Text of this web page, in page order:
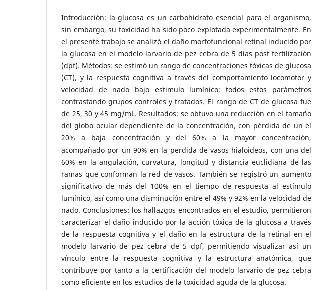
Introducción: la glucosa es un carbohidrato esencial para el organismo,
sin embargo, su toxicidad ha sido poco explotada experimentalmente. En
el presente trabajo se analizó el daño morfofuncional retinal inducido por
la glucosa en el modelo larvario de pez cebra de 5 días post fertilización
(dpf). Métodos: se estimó un rango de concentraciones tóxicas de glucosa
(CT), y la respuesta cognitiva a través del comportamiento locomotor y
velocidad de nado bajo estimulo lumínico; todos estos parámetros
contrastando grupos controles y tratados. El rango de CT de glucosa fue
de 25, 30 y 45 mg/mL. Resultados: se obtuvo una reducción en el tamaño
del globo ocular dependiente de la concentración, con pérdida de un el
20% a baja concentración y del 60% a la mayor concentración,
acompañado por un 90% en la perdida de vasos hialoideos, con una del
60% en la angulación, curvatura, longitud y distancia euclidiana de las
ramas que conforman la red de vasos. También se registró un aumento
significativo de más del 100% en el tiempo de respuesta al estímulo
lumínico, así como una disminución entre el 49% y 92% en la velocidad de
nado. Conclusiones: los hallazgos encontrados en el estudio, permitieron
caracterizar el daño inducido por la acción tóxica de la glucosa a través
de la respuesta cognitiva y el daño en la estructura de la retinal en el
modelo larvario de pez cebra de 5 dpf, permitiendo visualizar así un
vínculo entre la respuesta cognitiva y la estructura anatómica, que
contribuye por tanto a la certificación del modelo larvario de pez cebra
como eficiente en los estudios de la toxicidad aguda de la glucosa.